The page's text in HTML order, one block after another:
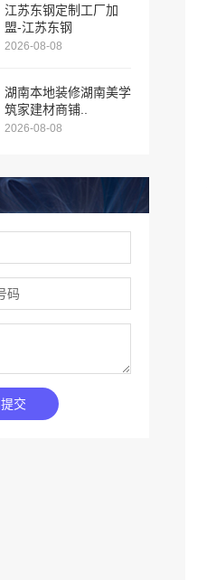
江苏东钢定制工厂加
盟-江苏东钢
2026-08-08
湖南本地装修湖南美学
筑家建材商铺..
2026-08-08
提交